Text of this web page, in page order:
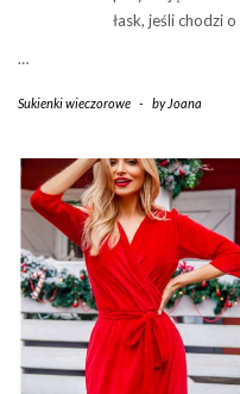
łask, jeśli chodzi
…
Sukienki wieczorowe - by Joana